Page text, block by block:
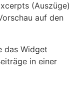
(Auszüge)
auf den
das Widget
in einer